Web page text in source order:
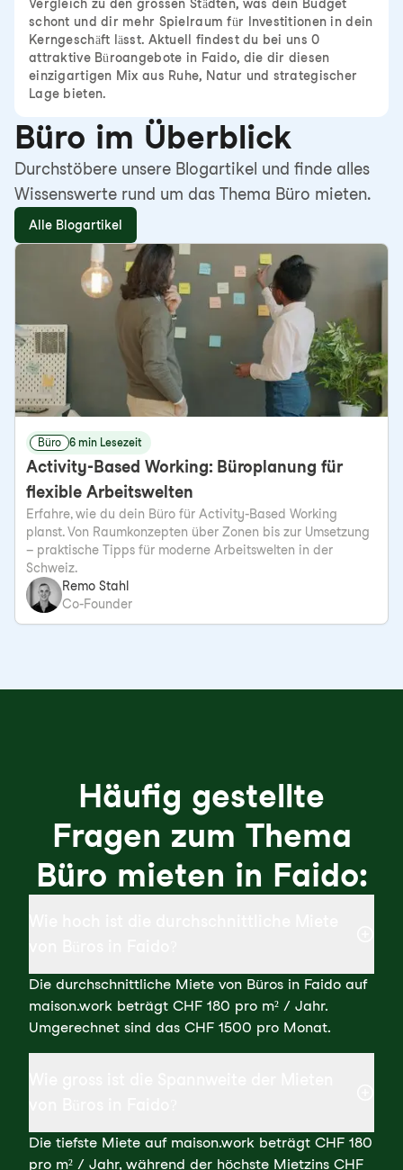
Vergleich zu den grossen Städten, was dein Budget
schont und dir mehr Spielraum für Investitionen in dein
Kerngeschäft lässt. Aktuell findest du bei uns 0
attraktive Büroangebote in Faido, die dir diesen
einzigartigen Mix aus Ruhe, Natur und strategischer
Lage bieten.
Büro im Überblick
Durchstöbere unsere Blogartikel und finde alles
Wissenswerte rund um das Thema Büro mieten.
Alle Blogartikel
Büro 6 min Lesezeit
Activity-Based Working: Büroplanung für
flexible Arbeitswelten
Erfahre, wie du dein Büro für Activity-Based Working
planst. Von Raumkonzepten über Zonen bis zur Umsetzung
– praktische Tipps für moderne Arbeitswelten in der
Schweiz.
Remo Stahl
Co-Founder
Häufig gestellte
Fragen zum Thema
Büro mieten in Faido:
Die durchschnittliche Miete von Büros in Faido auf
maison.work beträgt CHF 180 pro m² / Jahr.
Umgerechnet sind das CHF 1500 pro Monat.
Die tiefste Miete auf maison.work beträgt CHF 180
pro m² / Jahr, während der höchste Mietzins CHF